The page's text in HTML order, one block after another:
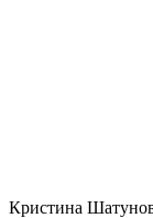
Кристина